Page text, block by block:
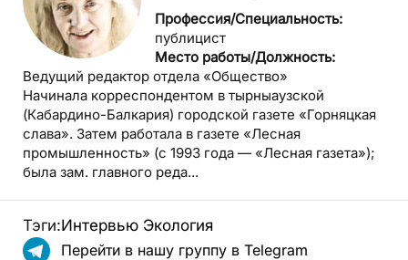
Профессия/Специальность:
публицист
Место работы/Должность:
Ведущий редактор отдела «Общество»
Начинала корреспондентом в тырныаузской
(Кабардино-Балкария) городской газете «Горняцкая
слава». Затем работала в газете «Лесная
промышленность» (с 1993 года — «Лесная газета»);
была зам. главного реда...
Тэги:Интервью Экология
Перейти в нашу группу в Telegram